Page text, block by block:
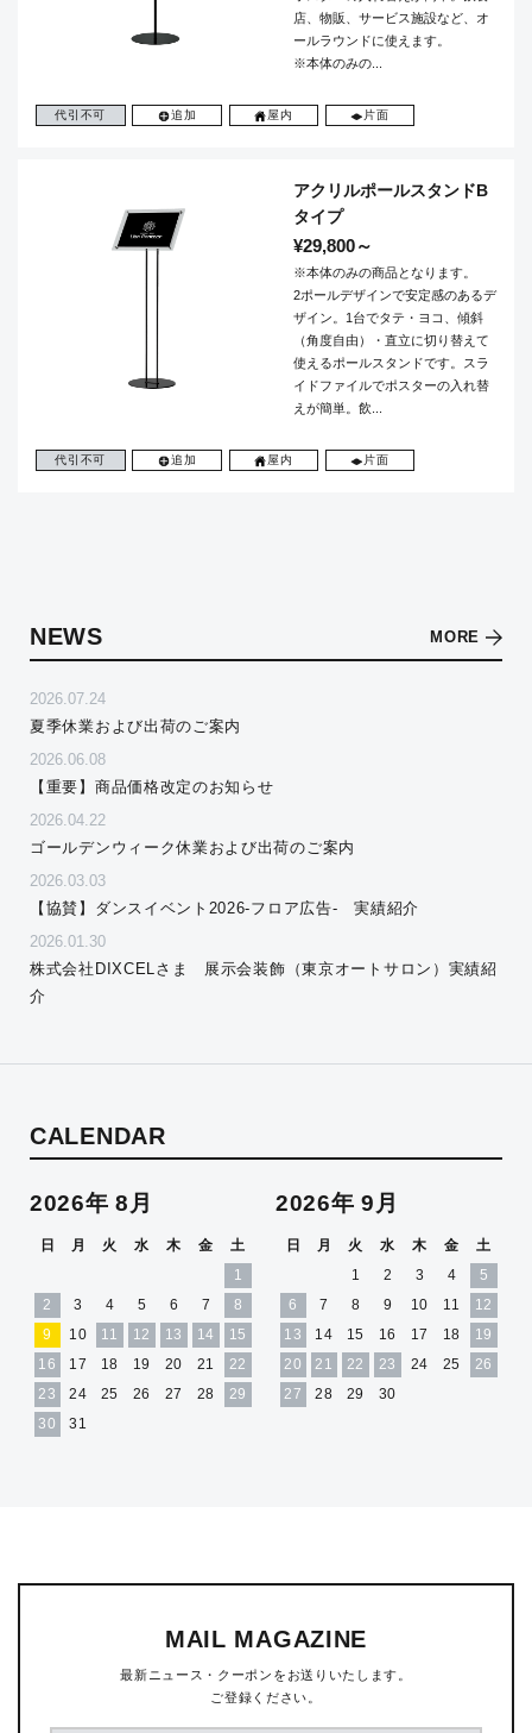
店、物販、サービス施設など、オ
ールラウンドに使えます。
※本体のみの...
代引不可 追加 屋内 片面
アクリルポールスタンドB
タイプ
¥29,800～
※本体のみの商品となります。
2ポールデザインで安定感のあるデ
ザイン。1台でタテ・ヨコ、傾斜
（角度自由）・直立に切り替えて
使えるポールスタンドです。スラ
イドファイルでポスターの入れ替
えが簡単。飲...
代引不可 追加 屋内 片面
NEWS MORE
2026.07.24
夏季休業および出荷のご案内
2026.06.08
【重要】商品価格改定のお知らせ
2026.04.22
ゴールデンウィーク休業および出荷のご案内
2026.03.03
【協賛】ダンスイベント2026-フロア広告- 実績紹介
2026.01.30
株式会社DIXCELさま 展示会装飾（東京オートサロン）実績紹
介
CALENDAR
2026年 8月
日 月 火 水 木 金
土
1
2
3 4 5 6 7
8
9
10 11 12 13 14
15
16
17 18 19 20 21
22
23
24 25 26 27 28
29
30
31
2026年 9月
日 月 火 水 木 金
土
1
2 3 4
5
6
7 8 9 10 11
12
13
14 15 16 17 18
19
20
21 22 23 24 25
26
27
28 29 30
MAIL MAGAZINE
最新ニュース・クーポンをお送りいたします。
ご登録ください。